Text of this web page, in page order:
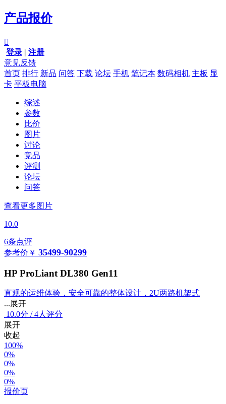
产品报价

登录 | 注册
意见反馈
首页 排行 新品 问答 下载 论坛 手机 笔记本 数码相机 主板 显
卡 平板电脑
综述
参数
比价
图片
讨论
竞品
评测
论坛
问答
查看更多图片
10.0
6条点评
参考价 ￥ 35499-90299
HP ProLiant DL380 Gen11
直观的运维体验，安全可靠的整体设计，2U两路机架式
...展开
10.0分 /4人评分
展开
收起
100%
0%
0%
0%
0%
报价页